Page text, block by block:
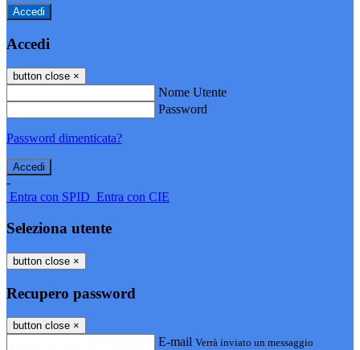
Accedi
Accedi
button close ×
Nome Utente
Password
Password dimenticata?
-
Entra con SPID Entra con CIE
Seleziona utente
button close ×
Recupero password
button close ×
E-mail Verrà inviato un messaggio